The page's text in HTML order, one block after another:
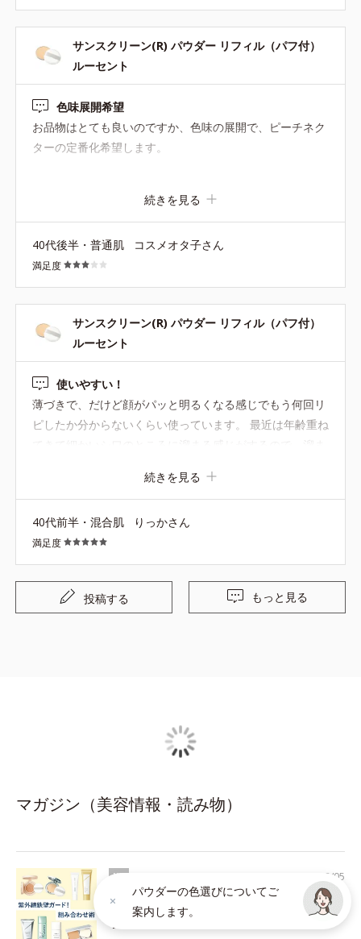
サンスクリーン(R) パウダー リフィル（パフ付）
ルーセント
色味展開希望
お品物はとても良いのですか、色味の展開で、ピーチネク
ターの定番化希望します。
続きを見る
40代後半・普通肌 コスメオタ子さん
満足度
サンスクリーン(R) パウダー リフィル（パフ付）
ルーセント
使いやすい！
薄づきで、だけど顔がパッと明るくなる感じでもう何回リ
ピしたか分からないくらい使っています。 最近は年齢重ね
には普通にパウダーを乗せて使っています。
続きを見る
40代前半・混合肌 りっかさん
満足度
投稿する もっと見る
マガジン（美容情報・読み物）
UV
シーン別！焼かないための“鉄壁UV対策”組み
合わせ
2026/08/05
パウダーの色選びについてご
案内します。